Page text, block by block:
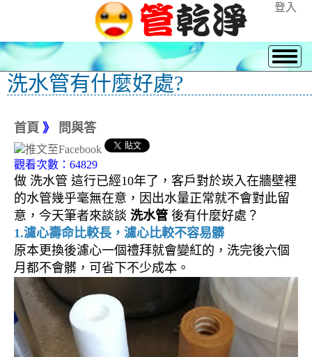
登入
洗水管有什麼好處?
首頁 》 問與答
觀看次數：64829
做 洗水管 這行已經10年了，客戶對於崁入在牆壁裡
的水管幾乎毫無在意，因出水量正常就不會對此留
意，今天筆者來談談 洗水管 後有什麼好處？
1.濾心壽命比較長，濾心比較不容易髒
原本更換後濾心一個禮拜就會變紅的，洗完後六個
月都不會髒，可省下不少成本。